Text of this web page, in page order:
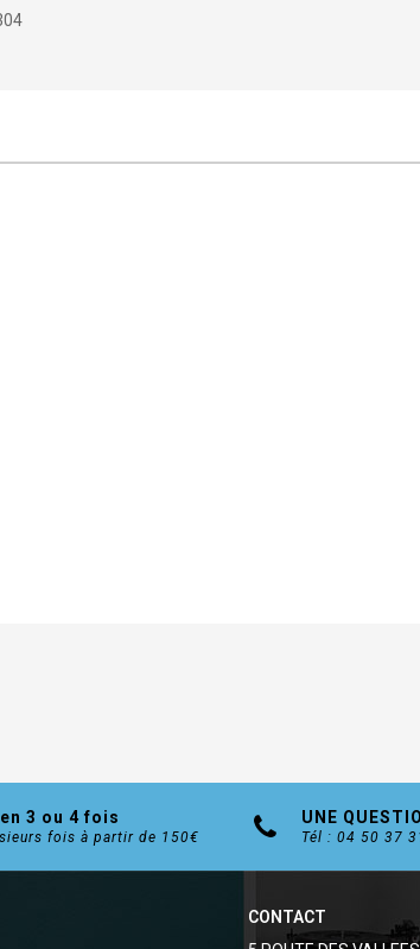
3 ou 4 fois
fois à partir de 150€
UNE
Tél : 04 50 37
CONTACT